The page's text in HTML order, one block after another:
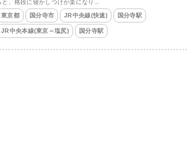
と、格段に寝かしつけが楽になり...
東京都 国分寺市 JR中央線(快速) 国分寺駅
JR中央本線(東京～塩尻) 国分寺駅